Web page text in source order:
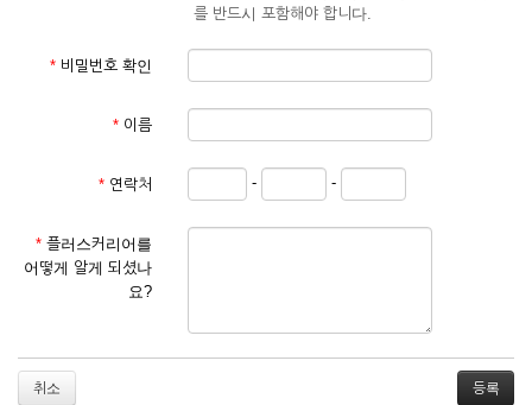
관계법령의 규정에 따릅니다.
① 서비스 이용계약은 서비스 이용 희망자가 본 약관에 동의한
를 심사, 승낙함으로써 성립하며, 회사는 신청자의 실명 확인 절
차를 밟을 수 있습니다.
② 회원가입시 입력한 ID는 변경할 수 없으며, 회원 1인당 한 개
의 ID가 발급됩니다. 부득이한 경우로 인해 변경하고자 하는 경
거절하거나 취소할 수 있으며, 실명으로 등록하지 않은 자의 일
를 반드시 포함해야 합니다.
* 비밀번호 확인
* 이름
* 연락처 - -
* 플러스커리어를
어떻게 알게 되셨나
요?
취소